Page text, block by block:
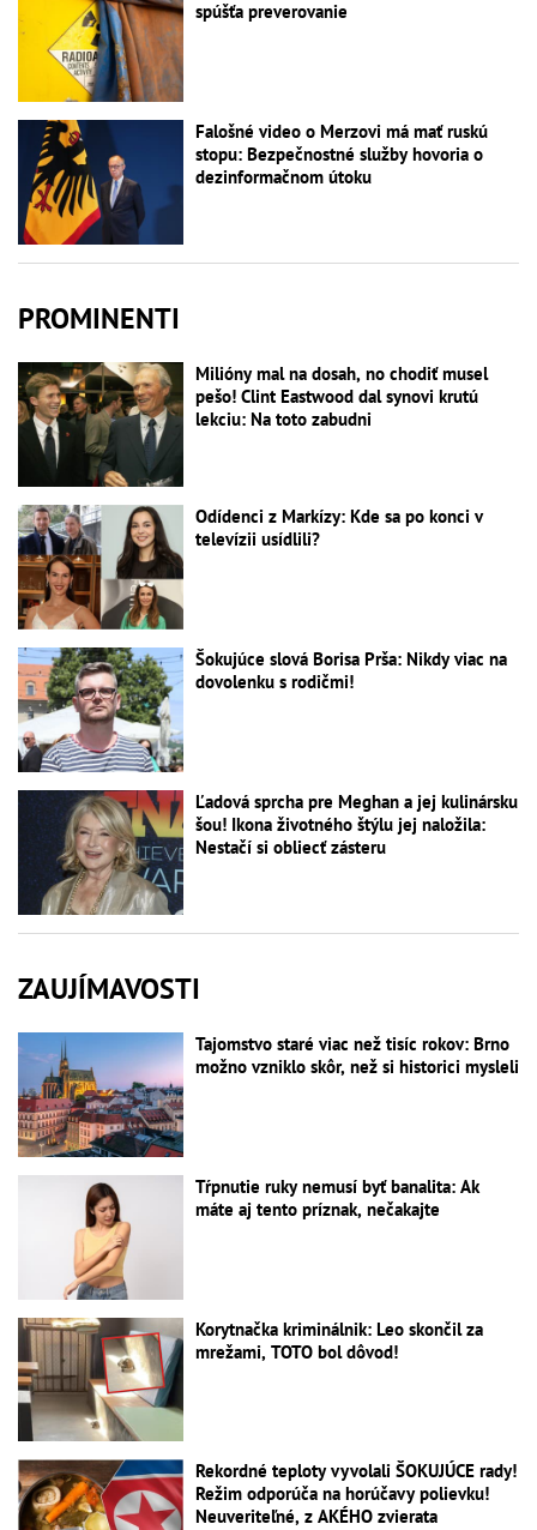
spúšťa preverovanie
Falošné video o Merzovi má mať ruskú
stopu: Bezpečnostné služby hovoria o
dezinformačnom útoku
PROMINENTI
Milióny mal na dosah, no chodiť musel
pešo! Clint Eastwood dal synovi krutú
lekciu: Na toto zabudni
Odídenci z Markízy: Kde sa po konci v
televízii usídlili?
Šokujúce slová Borisa Prša: Nikdy viac na
dovolenku s rodičmi!
Ľadová sprcha pre Meghan a jej kulinársku
šou! Ikona životného štýlu jej naložila:
Nestačí si obliecť zásteru
ZAUJÍMAVOSTI
Tajomstvo staré viac než tisíc rokov: Brno
možno vzniklo skôr, než si historici mysleli
Tŕpnutie ruky nemusí byť banalita: Ak
máte aj tento príznak, nečakajte
Korytnačka kriminálnik: Leo skončil za
mrežami, TOTO bol dôvod!
Rekordné teploty vyvolali ŠOKUJÚCE rady!
Režim odporúča na horúčavy polievku!
Neuveriteľné, z AKÉHO zvierata